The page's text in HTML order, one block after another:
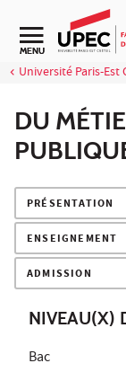
Aller au contenu
Navigation
MENU
Université Paris-Est
DU
PRÉSENTATION
ENSEIGNEMENT
ADMISSION
NIVEAU(X)
Bac